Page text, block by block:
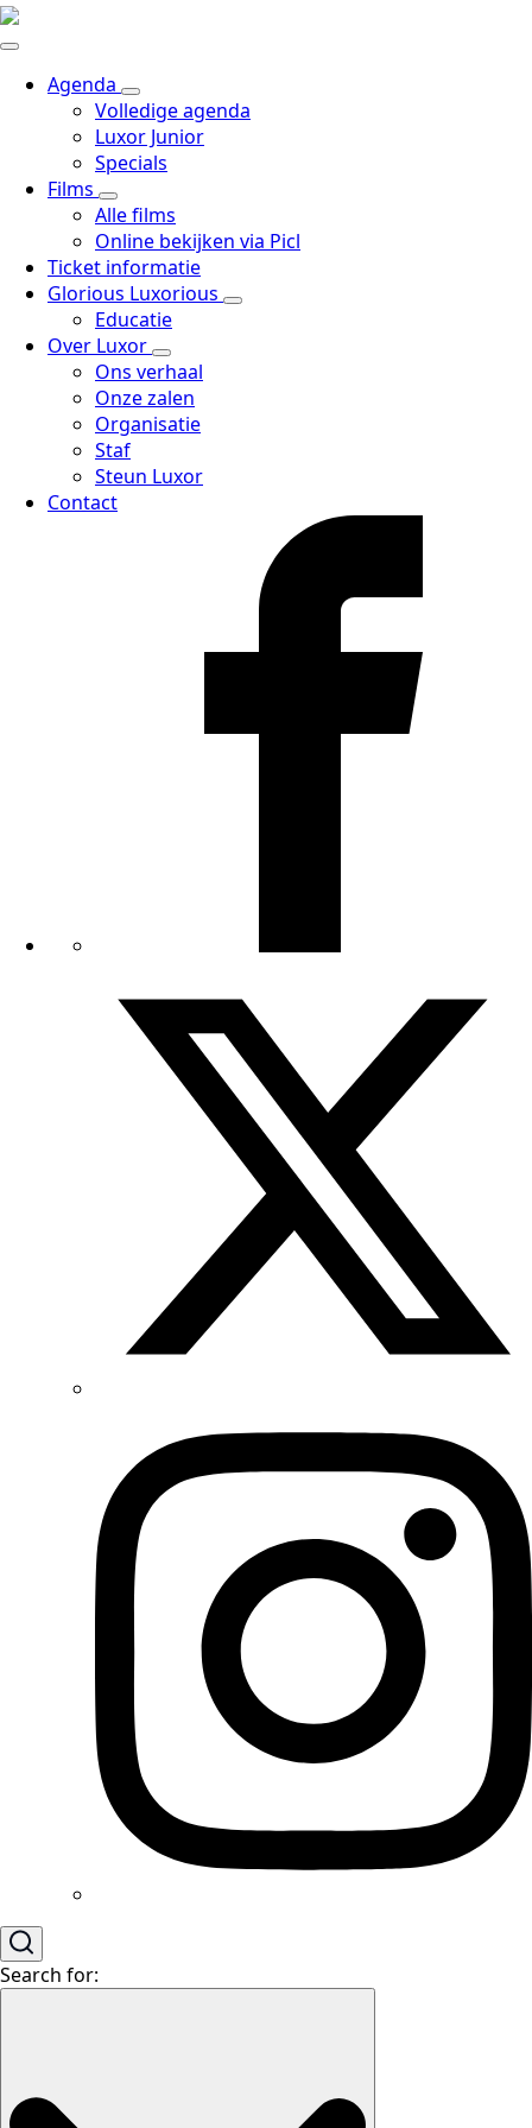
Agenda
Volledige agenda
Luxor Junior
Specials
Films
Alle films
Online bekijken via Picl
Ticket informatie
Glorious Luxorious
Educatie
Over Luxor
Ons verhaal
Onze zalen
Organisatie
Staf
Steun Luxor
Contact
Search for: